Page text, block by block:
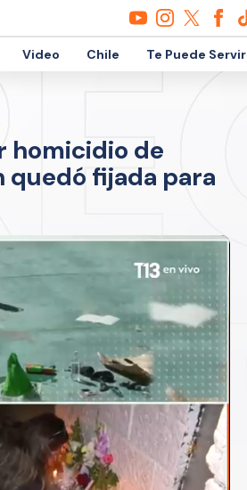
Video Chile Te Puede Servir
homicidio de
quedó fijada para